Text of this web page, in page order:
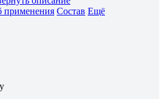
применения Состав Ещё